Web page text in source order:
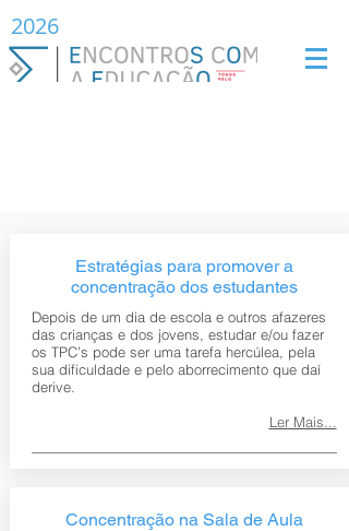
2026
Estratégias para promover a
concentração dos estudantes
Depois de um dia de escola e outros afazeres
das crianças e dos jovens, estudar e/ou fazer
os TPC’s pode ser uma tarefa hercúlea, pela
sua dificuldade e pelo aborrecimento que daí
derive.
Ler Mais...
Concentração na Sala de Aula